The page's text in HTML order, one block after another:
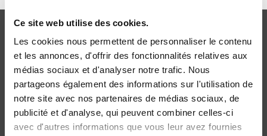
Ce site web utilise des cookies.
Les cookies nous permettent de personnaliser le contenu
et les annonces, d'offrir des fonctionnalités relatives aux
médias sociaux et d'analyser notre trafic. Nous
partageons également des informations sur l'utilisation de
notre site avec nos partenaires de médias sociaux, de
publicité et d'analyse, qui peuvent combiner celles-ci
avec d'autres informations que vous leur avez fournies
Livraison
dans le monde entier